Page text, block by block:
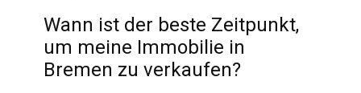
Wann ist der beste Zeitpunkt,
um meine Immobilie in
Bremen zu verkaufen?